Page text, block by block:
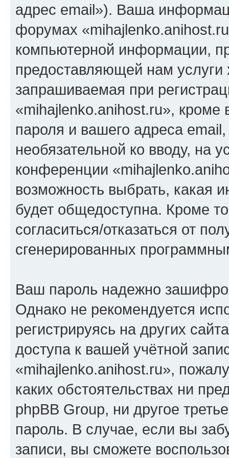
адрес email»). Ваша
форумах
компьютерной информации,
предоставляющей нам
запрашиваемая при
«mihajlenko.anihost.ru», кроме
пароля и вашего адреса
необязательной ко вводу, на
конференции
возможность выбрать, какая
будет общедоступна. Кроме
согласиться/отказаться от
сгенерированных
Ваш пароль надежно
Однако не рекомендуется
регистрируясь на других
доступа к вашей учётной
«mihajlenko.anihost.ru»,
каких обстоятельствах ни
phpBB Group, ни другое
пароль. В случае, если вы
записи, вы сможете